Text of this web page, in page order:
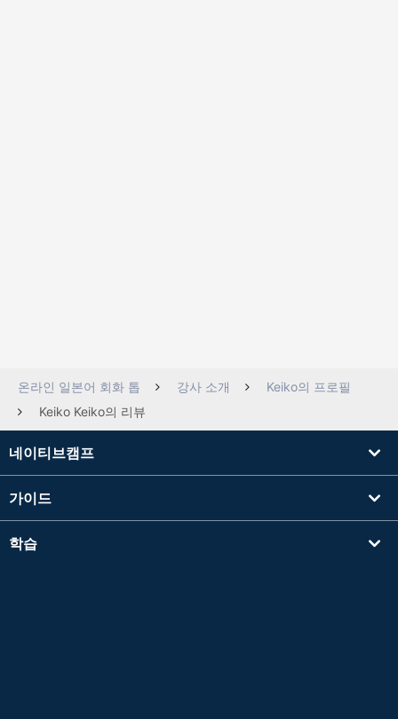
온라인 일본어 회화 톱 강사 소개
Keiko의 프로필
Keiko Keiko의 리뷰
네이티브캠프
가이드
학습